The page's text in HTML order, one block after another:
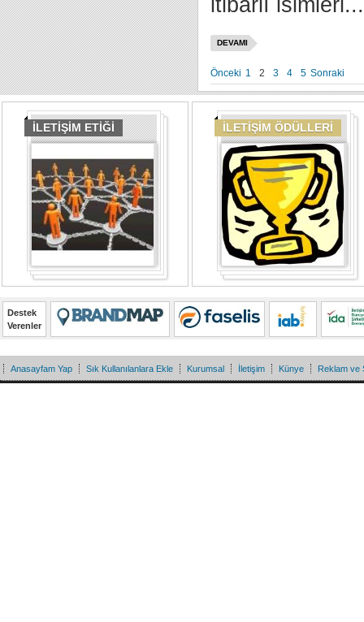
itibarlı isimleri...
DEVAMI
Önceki 1 2 3 4 5 Sonraki
İLETİŞİM ETİĞİ İLETİŞİM ÖDÜLLERİ
Destek
Verenler
Anasayfam Yap Sık Kullanılanlara Ekle Kurumsal İletişim Künye Reklam ve